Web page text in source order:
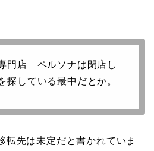
門店 ペルソナは閉店し
探している最中だとか。
転先は未定だと書かれていま